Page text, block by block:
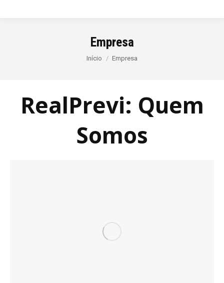
Empresa
Você está aqui:
Início Empresa
RealPrevi: Quem
Somos